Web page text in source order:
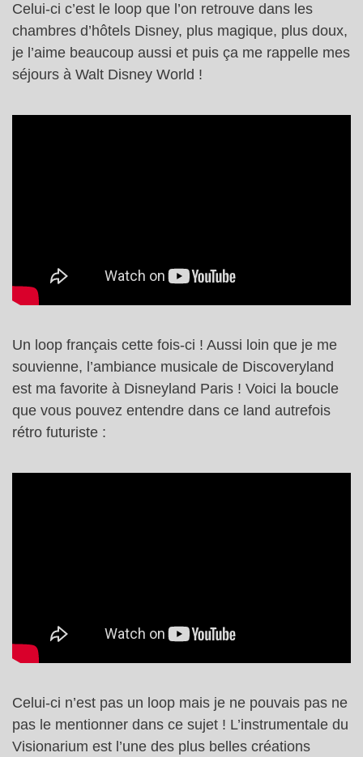
Celui-ci c’est le loop que l’on retrouve dans les
chambres d’hôtels Disney, plus magique, plus doux,
je l’aime beaucoup aussi et puis ça me rappelle mes
séjours à Walt Disney World !
Un loop français cette fois-ci ! Aussi loin que je me
souvienne, l’ambiance musicale de Discoveryland
est ma favorite à Disneyland Paris ! Voici la boucle
que vous pouvez entendre dans ce land autrefois
rétro futuriste :
Celui-ci n’est pas un loop mais je ne pouvais pas ne
pas le mentionner dans ce sujet ! L’instrumentale du
Visionarium est l’une des plus belles créations